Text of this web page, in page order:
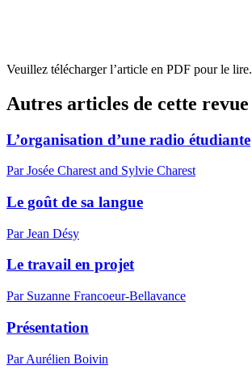
Veuillez télécharger l’article en PDF pour le lire.
Autres articles de cette revue
L’organisation d’une radio étudiante
Par Josée Charest and Sylvie Charest
Le goût de sa langue
Par Jean Désy
Le travail en projet
Par Suzanne Francoeur-Bellavance
Présentation
Par Aurélien Boivin